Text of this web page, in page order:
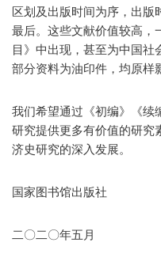
区划及出版时间为序，出版
最后。这些文献价值较高，
目》中出现，甚至为中国社
部分资料为油印件，均原样
我们希望通过《初编》《续
研究提供更多有价值的研究
济史研究的深入发展。
国家图书馆出版社
二〇二〇年五月